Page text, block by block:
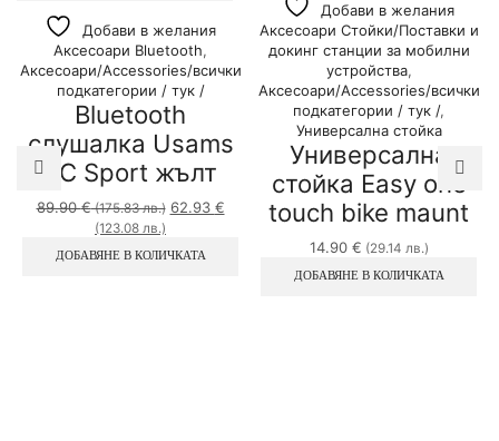
Добави в желания
Аксесоари Bluetooth,
Аксесоари/Accessories/всички
подкатегории / тук /
Bluetooth
слушалка Usams
FC Sport жълт
89.90€(175.83 лв.) Original
62.93 €
(123.08 лв.)
ДОБАВЯНЕ В КОЛИЧКАТА
Добави в желания
Аксесоари Стойки/Поставки и
докинг станции за мобилни
устройства,
Аксесоари/Accessories/всички
подкатегории / тук /,
Универсална стойка
Универсална
стойка Easy one
touch bike maunt
14.90 € (29.14 лв.)
ДОБАВЯНЕ В КОЛИЧКАТА